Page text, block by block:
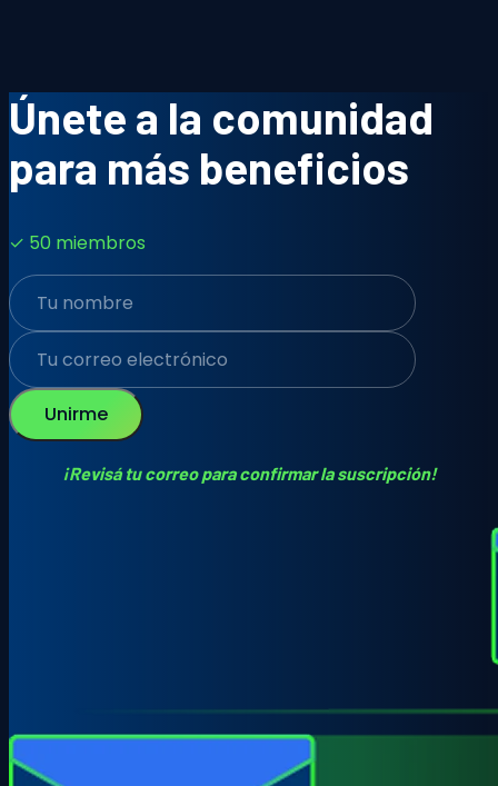
Únete a la comunidad
para más beneficios
✓ 50 miembros
Unirme
¡Revisá tu correo para confirmar la suscripción!